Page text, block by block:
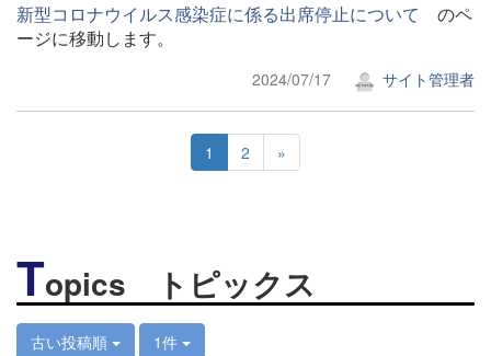
新型コロナウイルス感染症に係る出席停止について のペ
ージに移動します。
2024/07/17 サイト管理者
1 2 »
Topics トピックス
古い投稿順 1件